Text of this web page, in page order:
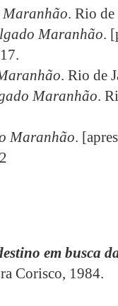
. Rio de
Maranhão.
. Rio de
Maranhão.
Maranhão.
em busca
Corisco, 1984.